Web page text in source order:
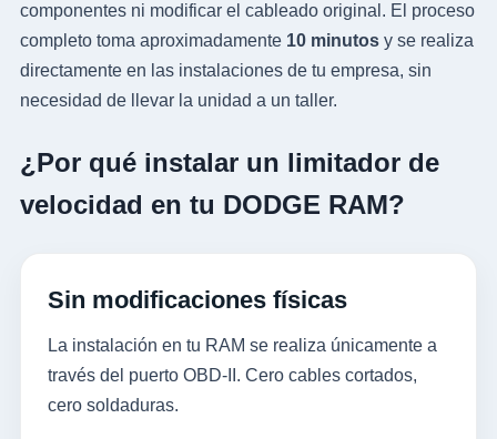
componentes ni modificar el cableado original. El proceso
completo toma aproximadamente 10 minutosy se realiza
directamente en las instalaciones de tu empresa, sin
necesidad de llevar la unidad a un taller.
¿Por qué instalar un limitador de
velocidad en tu DODGE RAM?
Sin modificaciones físicas
La instalación en tu RAM se realiza únicamente a
través del puerto OBD-II. Cero cables cortados,
cero soldaduras.